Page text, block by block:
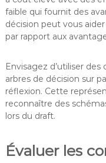
faible qui fournit des
décision peut vous
par rapport aux
Envisagez d’utiliser
arbres de décision sur
réflexion. Cette
reconnaître des
lors du draft.
Évaluer les